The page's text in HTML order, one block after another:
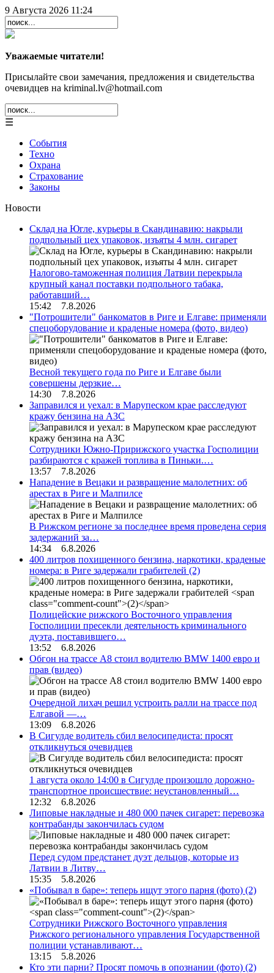
9 Августа 2026 11:24
Уважаемые читатели!
Присылайте свои замечания, предложения и свидетельства
очевидцев на kriminal.lv@hotmail.com
☰
События
Техно
Охрана
Страхование
Законы
Новости
Склад на Югле, курьеры в Скандинавию: накрыли
подпольный цех упаковок, изъяты 4 млн. сигарет
Налогово-таможенная полиция Латвии перекрыла
крупный канал поставки подпольного табака,
работавший…
15:42 7.8.2026
"Потрошители" банкоматов в Риге и Елгаве: применяли
спецоборудование и краденые номера (фото, видео)
Весной текущего года по Риге и Елгаве были
совершены дерзкие…
14:30 7.8.2026
Заправился и уехал: в Марупеском крае расследуют
кражу бензина на АЗС
Сотрудники Южно-Пририжского участка Госполиции
разбираются с кражей топлива в Пиньки.…
13:57 7.8.2026
Нападение в Вецаки и развращение малолетних: об
арестах в Риге и Малпилсе
В Рижском регионе за последнее время проведена серия
задержаний за…
14:34 6.8.2026
400 литров похищенного бензина, наркотики, краденые
номера: в Риге задержали грабителей (2)
Полицейские рижского Восточного управления
Госполиции пресекли деятельность криминального
дуэта, поставившего…
13:52 6.8.2026
Обгон на трассе А8 стоил водителю BMW 1400 евро и
прав (видео)
Очередной лихач решил устроить ралли на трассе под
Елгавой —…
13:09 6.8.2026
В Сигулде водитель сбил велосипедиста: просят
откликнуться очевидцев
1 августа около 14:00 в Сигулде произошло дорожно-
транспортное происшествие: неустановленный…
12:32 6.8.2026
Липовые накладные и 480 000 пачек сигарет: перевозка
контрабанды закончилась судом
Перед судом предстанет дуэт дельцов, которые из
Латвии в Литву…
15:35 5.8.2026
«Побывал в баре»: теперь ищут этого парня (фото) (2)
Сотрудники Рижского Восточного управления
Рижского регионального управления Государственной
полиции устанавливают…
13:15 5.8.2026
Кто эти парни? Просят помочь в опознании (фото) (2)